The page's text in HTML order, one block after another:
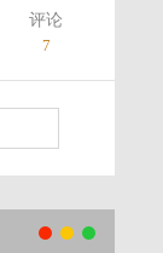
评论
7